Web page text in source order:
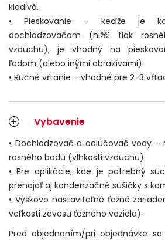
kladivá.
• Pieskovanie – keďže je
dochladzovačom (nižší tlak
vzduchu), je vhodný na
ľadom (alebo inými abrazívami).
• Ručné vŕtanie – vhodné pre 2-3
Vybavenie
• Dochladzovač a odlučovač vody –
rosného bodu (vlhkosti vzduchu).
• Pre aplikácie, kde je potrebný
prenajať aj kondenzačné sušičky s
• Výškovo nastaviteľné ťažné
veľkosti závesu ťažného vozidla).
Pred objednaním/pri objednávke